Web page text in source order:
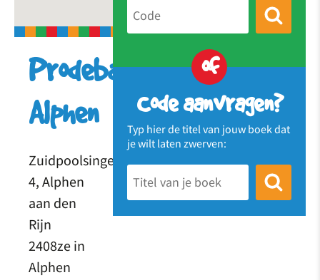
of
Code aanvragen?
Typ hier de titel van jouw boek dat
je wilt laten zwerven:
Prodeba
Alphen
Zuidpoolsingel
4, Alphen
aan den
Rijn
2408ze in
Alphen